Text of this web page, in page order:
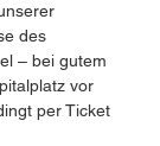
des
– bei gutem
vor
per Ticket